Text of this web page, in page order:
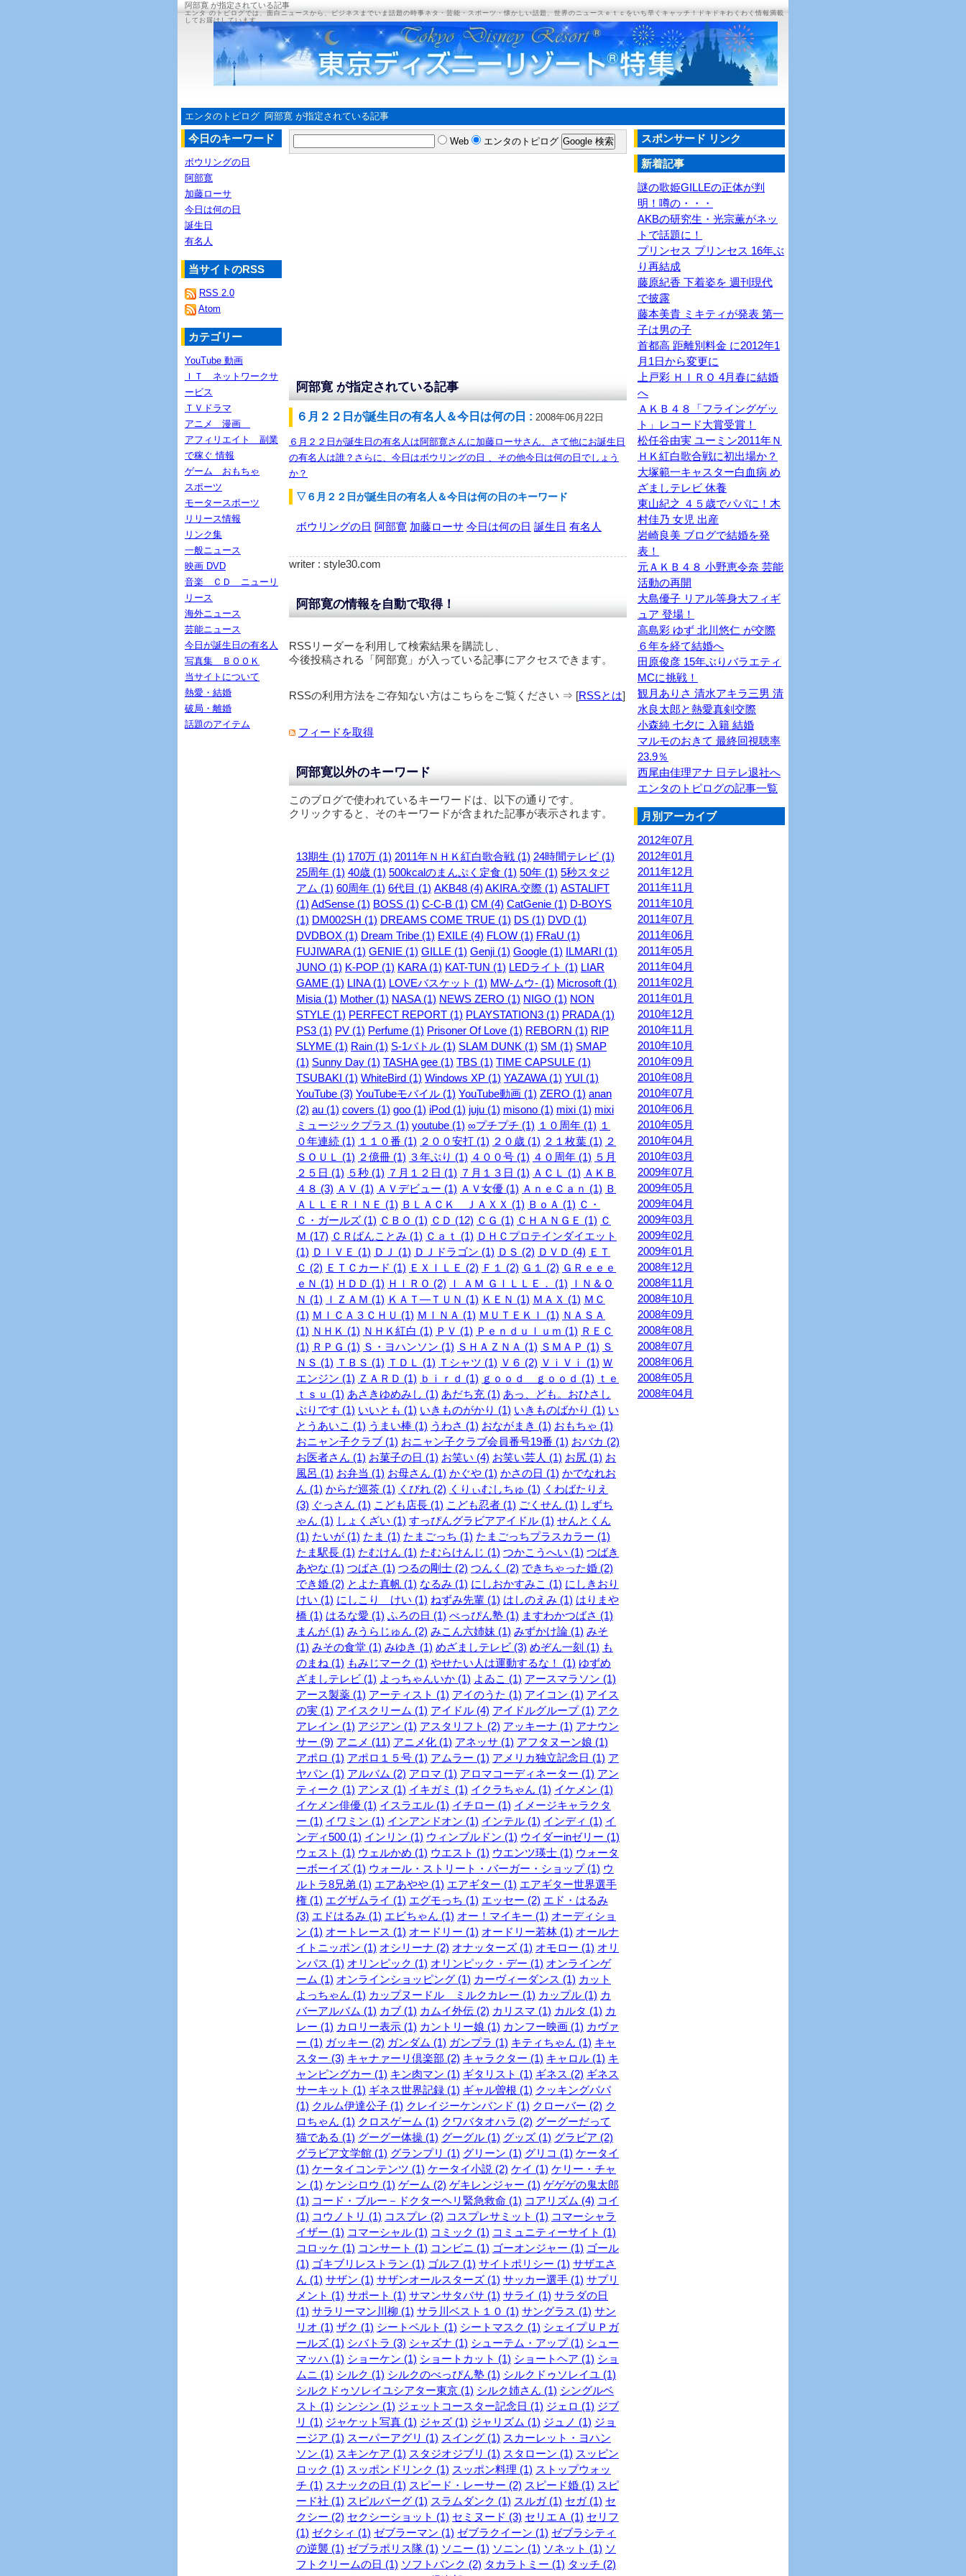
阿部寛 が指定されている記事
エンタ のトピログでは、面白ニュースから、ビジネスまでいま話題の時事ネタ・芸能・スポーツ・懐かしい話題、世界のニュースｅｔｃをいち早くキャッチ！ドキドキわくわく情報満載
してお届けしています。
エンタのトピログ 阿部寛 が指定されている記事
阿部寛 が指定されている記事
６月２２日が誕生日の有名人＆今日は何の日 : 2008年06月22日
６月２２日が誕生日の有名人は阿部寛さんに加藤ローサさん、さて他にお誕生日
の有名人は誰？さらに、今日はボウリングの日 、その他今日は何の日でしょう
か？
▽６月２２日が誕生日の有名人＆今日は何の日のキーワード
ボウリングの日 阿部寛 加藤ローサ 今日は何の日 誕生日 有名人
writer : style30.com
阿部寛の情報を自動で取得！
RSSリーダーを利用して検索結果を購読し、
今後投稿される「阿部寛 」が入っている記事にアクセスできます。
RSSの利用方法をご存知ない方はこちらをご覧ください ⇒ [RSSとは]
フィードを取得
阿部寛以外のキーワード
このブログで使われているキーワードは、以下の通りです。
クリックすると、そのキーワードが含まれた記事が表示されます。
13期生 (1) 170万 (1) 2011年ＮＨＫ紅白歌合戦 (1) 24時間テレビ (1)
25周年 (1) 40歳 (1) 500kcalのまんぷく定食 (1) 50年 (1) 5秒スタジ
アム (1) 60周年 (1) 6代目 (1) AKB48 (4) AKIRA.交際 (1) ASTALIFT
(1) AdSense (1) BOSS (1) C-C-B (1) CM (4) CatGenie (1) D-BOYS
(1) DM002SH (1) DREAMS COME TRUE (1) DS (1) DVD (1)
DVDBOX (1) Dream Tribe (1) EXILE (4) FLOW (1) FRaU (1)
FUJIWARA (1) GENIE (1) GILLE (1) Genji (1) Google (1) ILMARI (1)
JUNO (1) K-POP (1) KARA (1) KAT-TUN (1) LEDライト (1) LIAR
GAME (1) LINA (1) LOVEバスケット (1) MW-ムウ- (1) Microsoft (1)
Misia (1) Mother (1) NASA (1) NEWS ZERO (1) NIGO (1) NON
STYLE (1) PERFECT REPORT (1) PLAYSTATION3 (1) PRADA (1)
PS3 (1) PV (1) Perfume (1) Prisoner Of Love (1) REBORN (1) RIP
SLYME (1) Rain (1) S-1バトル (1) SLAM DUNK (1) SM (1) SMAP
(1) Sunny Day (1) TASHA gee (1) TBS (1) TIME CAPSULE (1)
TSUBAKI (1) WhiteBird (1) Windows XP (1) YAZAWA (1) YUI (1)
YouTube (3) YouTubeモバイル (1) YouTube動画 (1) ZERO (1) anan
(2) au (1) covers (1) goo (1) iPod (1) juju (1) misono (1) mixi (1) mixi
ミュージックプラス (1) youtube (1) ∞プチプチ (1) １０周年 (1) １
０年連続 (1) １１０番 (1) ２００安打 (1) ２０歳 (1) ２１枚葉 (1) ２
ＳＯＵＬ (1) ２億冊 (1) ３年ぶり (1) ４００号 (1) ４０周年 (1) ５月
２５日 (1) ５秒 (1) ７月１２日 (1) ７月１３日 (1) ＡＣＬ (1) ＡＫＢ
４８ (3) ＡＶ (1) ＡＶデビュー (1) ＡＶ女優 (1) ＡｎｅＣａｎ (1) Ｂ
ＡＬＬＥＲＩＮＥ (1) ＢＬＡＣＫ ＪＡＸＸ (1) ＢｏＡ (1) Ｃ・
Ｃ・ガールズ (1) ＣＢＯ (1) ＣＤ (12) ＣＧ (1) ＣＨＡＮＧＥ (1) Ｃ
Ｍ (17) ＣＲばんことみ (1) Ｃａｔ (1) ＤＨＣプロテインダイエット
(1) ＤＩＶＥ (1) ＤＪ (1) ＤＪドラゴン (1) ＤＳ (2) ＤＶＤ (4) ＥＴ
Ｃ (2) ＥＴＣカード (1) ＥＸＩＬＥ (2) Ｆ１ (2) Ｇ１ (2) ＧＲｅｅｅ
ｅＮ (1) ＨＤＤ (1) ＨＩＲＯ (2) Ｉ ＡＭ ＧＩＬＬＥ． (1)
ＩＮ＆Ｏ
Ｎ (1)
ＩＺＡＭ (1) ＫＡＴ―ＴＵＮ (1) ＫＥＮ (1) ＭＡＸ (1) ＭＣ
(1) ＭＩＣＡ３ＣＨＵ (1) ＭＩＮＡ (1) ＭＵＴＥＫＩ (1) ＮＡＳＡ
(1) ＮＨＫ (1) ＮＨＫ紅白 (1) ＰＶ (1) Ｐｅｎｄｕｌｕｍ (1) ＲＥＣ
(1) ＲＰＧ (1) Ｓ・ヨハンソン (1) ＳＨＡＺＮＡ (1) ＳＭＡＰ (1) Ｓ
ＮＳ (1) ＴＢＳ (1) ＴＤＬ (1) Ｔシャツ (1) Ｖ６ (2) ＶｉＶｉ (1) Ｗ
エンジン (1) ＺＡＲＤ (1) ｂｉｒｄ (1) ｇｏｏｄ ｇｏｏｄ (1) ｔｅ
ｔｓｕ (1) あさきゆめみし (1) あだち充 (1) あっ、ども。おひさし
ぶりです (1) いいとも (1) いきものがかり (1) いきものばかり (1) い
とうあいこ (1) うまい棒 (1) うわさ (1) おながまき (1) おもちゃ (1)
おニャン子クラブ (1) おニャン子クラブ会員番号19番 (1) おバカ (2)
お医者さん (1) お菓子の日 (1) お笑い (4) お笑い芸人 (1) お尻 (1) お
風呂 (1) お弁当 (1) お母さん (1) かぐや (1) かさの日 (1) かでなれお
ん (1) からだ巡茶 (1) くびれ (2) くりぃむしちゅ (1) くわばたりえ
(3) ぐっさん (1) こども店長 (1) こども忍者 (1) ごくせん (1) しずち
ゃん (1) しょくざい (1) すっぴんグラビアアイドル (1) せんとくん
(1) たいが (1) たま (1) たまごっち (1) たまごっちプラスカラー (1)
たま駅長 (1) たむけん (1) たむらけんじ (1) つかこうへい (1) つばき
あやな (1) つばさ (1) つるの剛士 (2) つんく (2) できちゃった婚 (2)
でき婚 (2) とよた真帆 (1) なるみ (1) にしおかすみこ (1) にしきおり
けい (1) にしこり けい (1) ねずみ先輩 (1) はしのえみ (1) はりまや
橋 (1) はるな愛 (1) ふろの日 (1) べっぴん塾 (1) ますわかつばさ (1)
まんが (1) みうらじゅん (2) みこん六姉妹 (1) みずかけ論 (1) みそ
(1) みその食堂 (1) みゆき (1) めざましテレビ (3) めぞん一刻 (1) も
のまね (1) もみじマーク (1) やせたい人は運動するな！ (1) ゆずめ
ざましテレビ (1) よっちゃんいか (1) よゐこ (1) アースマラソン (1)
アース製薬 (1) アーティスト (1) アイのうた (1) アイコン (1) アイス
の実 (1) アイスクリーム (1) アイドル (4) アイドルグループ (1) アク
アレイン (1) アジアン (1) アスタリフト (2) アッキーナ (1) アナウン
サー (9) アニメ (11) アニメ化 (1) アネッサ (1) アフタヌーン娘 (1)
アポロ (1) アポロ１５号 (1) アムラー (1) アメリカ独立記念日 (1) ア
ヤパン (1) アルバム (2) アロマ (1) アロマコーディネーター (1) アン
ティーク (1) アンヌ (1) イキガミ (1) イクラちゃん (1) イケメン (1)
イケメン俳優 (1) イスラエル (1) イチロー (1) イメージキャラクタ
ー (1) イワミン (1) インアンドオン (1) インテル (1) インディ (1) イ
ンディ500 (1) インリン (1) ウィンブルドン (1) ウイダーinゼリー (1)
ウェスト (1) ウェルかめ (1) ウエスト (1) ウエンツ瑛士 (1) ウォータ
ーボーイズ (1) ウォール・ストリート・バーガー・ショップ (1) ウ
ルトラ8兄弟 (1) エアあやや (1) エアギター (1) エアギター世界選手
権 (1) エグザムライ (1) エグモっち (1) エッセー (2) エド・はるみ
(3) エドはるみ (1) エビちゃん (1) オー！マイキー (1) オーディショ
ン (1) オートレース (1) オードリー (1) オードリー若林 (1) オールナ
イトニッポン (1) オシリーナ (2) オナッターズ (1) オモロー (1) オリ
ンパス (1) オリンピック (1) オリンピック・デー (1) オンラインゲ
ーム (1) オンラインショッピング (1) カーヴィーダンス (1) カット
よっちゃん (1) カップヌードル ミルクカレー (1) カップル (1) カ
バーアルバム (1) カブ (1) カムイ外伝 (2) カリスマ (1) カルタ (1) カ
レー (1) カロリー表示 (1) カントリー娘 (1) カンフー映画 (1) カヴァ
ー (1) ガッキー (2) ガンダム (1) ガンプラ (1) キティちゃん (1) キャ
スター (3) キャナァーリ倶楽部 (2) キャラクター (1) キャロル (1) キ
ャンピングカー (1) キン肉マン (1) ギタリスト (1) ギネス (2) ギネス
サーキット (1) ギネス世界記録 (1) ギャル曽根 (1) クッキングパパ
(1) クルム伊達公子 (1) クレイジーケンバンド (1) クローバー (2) ク
ロちゃん (1) クロスゲーム (1) クワバタオハラ (2) グーグーだって
猫である (1) グーグー体操 (1) グーグル (1) グッズ (1) グラビア (2)
グラビア文学館 (1) グランプリ (1) グリーン (1) グリコ (1) ケータイ
(1) ケータイコンテンツ (1) ケータイ小説 (2) ケイ (1) ケリー・チャ
ン (1) ケンシロウ (1) ゲーム (2) ゲキレンジャー (1) ゲゲゲの鬼太郎
(1) コード・ブルー－ドクターヘリ緊急救命 (1) コアリズム (4) コイ
(1) コウノトリ (1) コスプレ (2) コスプレサミット (1) コマーシャラ
イザー (1) コマーシャル (1) コミック (1) コミュニティーサイト (1)
コロッケ (1) コンサート (1) コンビニ (1) ゴーオンジャー (1) ゴール
(1) ゴキブリレストラン (1) ゴルフ (1) サイトポリシー (1) サザエさ
ん (1) サザン (1) サザンオールスターズ (1) サッカー選手 (1) サプリ
メント (1) サポート (1) サマンサタバサ (1) サライ (1) サラダの日
(1) サラリーマン川柳 (1) サラ川ベスト１０ (1) サングラス (1) サン
リオ (1) ザク (1) シートベルト (1) シートマスク (1) シェイプＵＰガ
ールズ (1) シバトラ (3) シャズナ (1) シューテム・アップ (1) シュー
マッハ (1) ショーケン (1) ショートカット (1) ショートヘア (1) ショ
ムニ (1) シルク (1) シルクのべっぴん塾 (1) シルクドゥソレイユ (1)
シルクドゥソレイユシアター東京 (1) シルク姉さん (1) シングルベ
スト (1) シンシン (1) ジェットコースター記念日 (1) ジェロ (1) ジブ
リ (1) ジャケット写真 (1) ジャズ (1) ジャリズム (1) ジュノ (1) ジョ
ージア (1) スーパーアグリ (1) スイング (1) スカーレット・ヨハン
ソン (1) スキンケア (1) スタジオジブリ (1) スタローン (1) スッピン
ロック (1) スッポンドリンク (1) スッポン料理 (1) ストップウォッ
チ (1) スナックの日 (1) スピード・レーサー (2) スピード婚 (1) スピ
ード社 (1) スピルバーグ (1) スラムダンク (1) スルガ (1) セガ (1) セ
クシー (2) セクシーショット (1) セミヌード (3) セリエＡ (1) セリフ
(1) ゼクシィ (1) ゼブラーマン (1) ゼブラクイーン (1) ゼブラシティ
の逆襲 (1) ゼブラポリス隊 (1) ソニー (1) ソニン (1) ソネット (1) ソ
フトクリームの日 (1) ソフトバンク (2) タカラトミー (1) タッチ (2)
今日のキーワード
ボウリングの日
阿部寛
加藤ローサ
今日は何の日
誕生日
有名人
当サイトのRSS
RSS 2.0
Atom
カテゴリー
YouTube 動画
ＩＴ ネットワークサ
ービス
ＴＶドラマ
アニメ 漫画
アフィリエイト 副業
で稼ぐ 情報
ゲーム おもちゃ
スポーツ
モータースポーツ
リリース情報
リンク集
一般ニュース
映画 DVD
音楽 ＣＤ ニューリ
リース
海外ニュース
芸能ニュース
今日が誕生日の有名人
写真集 ＢＯＯＫ
当サイトについて
熱愛・結婚
破局・離婚
話題のアイテム
Web エンタのトピログ スポンサード リンク
新着記事
謎の歌姫GILLEの正体が判
明！噂の・・・
AKBの研究生・光宗薫がネッ
トで話題に！
プリンセス プリンセス 16年ぶ
り再結成
藤原紀香 下着姿を 週刊現代
で披露
藤本美貴 ミキティが発表 第一
子は男の子
首都高 距離別料金 に2012年1
月1日から変更に
上戸彩 ＨＩＲＯ 4月春に結婚
へ
ＡＫＢ４８「フライングゲッ
ト」レコード大賞受賞！
松任谷由実 ユーミン2011年Ｎ
ＨＫ紅白歌合戦に初出場か？
大塚範一キャスター白血病 め
ざましテレビ 休養
東山紀之 ４５歳でパパに！木
村佳乃 女児 出産
岩崎良美 ブログで結婚を発
表！
元ＡＫＢ４８ 小野恵令奈 芸能
活動の再開
大島優子 リアル等身大フィギ
ュア 登場！
高島彩 ゆず 北川悠仁 が交際
６年を経て結婚へ
田原俊彦 15年ぶりバラエティ
MCに挑戦！
観月ありさ 清水アキラ三男 清
水良太郎と熱愛真剣交際
小森純 七夕に 入籍 結婚
マルモのおきて 最終回視聴率
23.9％
西尾由佳理アナ 日テレ退社へ
エンタのトピログの記事一覧
月別アーカイブ
2012年07月
2012年01月
2011年12月
2011年11月
2011年10月
2011年07月
2011年06月
2011年05月
2011年04月
2011年02月
2011年01月
2010年12月
2010年11月
2010年10月
2010年09月
2010年08月
2010年07月
2010年06月
2010年05月
2010年04月
2010年03月
2009年07月
2009年05月
2009年04月
2009年03月
2009年02月
2009年01月
2008年12月
2008年11月
2008年10月
2008年09月
2008年08月
2008年07月
2008年06月
2008年05月
2008年04月